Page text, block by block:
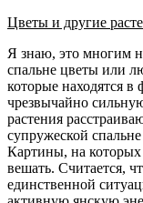
Цветы и другие
Я знаю, это многим
спальне цветы или
которые находятся
чрезвычайно
растения
супружеской
Картины, на
вешать. Считается,
единственной